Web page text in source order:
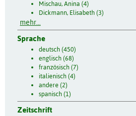
Mischau, Anina (4)
Dickmann, Elisabeth (3)
mehr...
Sprache
deutsch (450)
englisch (68)
französisch (7)
italienisch (4)
andere (2)
spanisch (1)
Zeitschrift